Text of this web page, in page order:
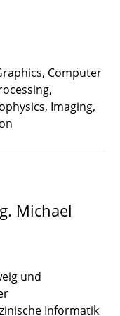
Computer
Imaging,
Michael
und
Informatik